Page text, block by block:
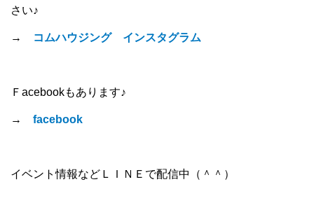
さい♪
→ コムハウジング インスタグラム
Ｆacebookもあります♪
→ facebook
イベント情報などＬＩＮＥで配信中（＾＾）